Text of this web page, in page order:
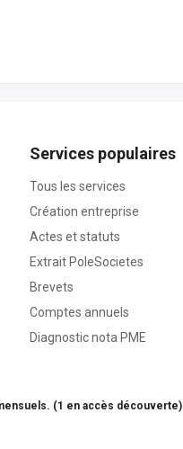
Services populaires
Tous les services
Création entreprise
Actes et statuts
Extrait PoleSocietes
Brevets
Comptes annuels
Diagnostic nota PME
(1 en accès découverte)